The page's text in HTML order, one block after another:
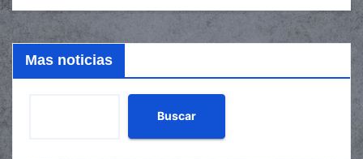
Mas noticias
Buscar